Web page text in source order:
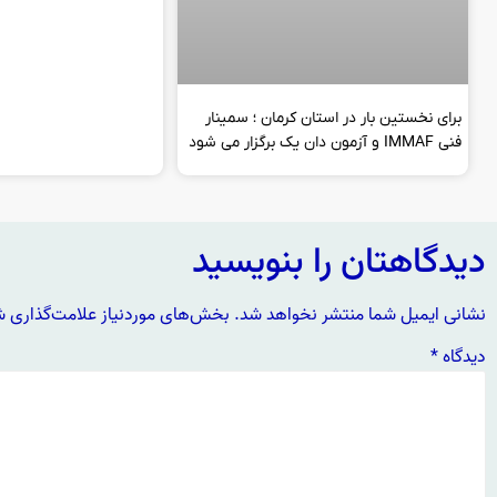
برای نخستین بار در استان کرمان ؛ سمینار
فنی IMMAF و آزمون دان یک برگزار می شود
دیدگاهتان را بنویسید
نشانی ایمیل شما منتشر نخواهد شد. بخش‌های موردنیاز علامت‌گذاری
دیدگاه*